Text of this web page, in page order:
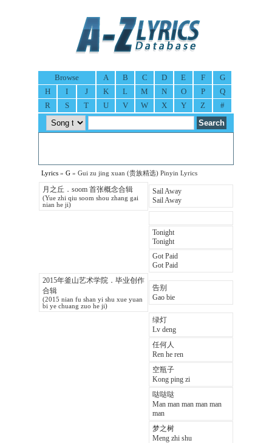
Browse A B C D E F
G
H
I J K L M N O P
Q
R
S T U V W X Y Z #
Lyrics » G » Gui zu jing xuan (贵族精选) Pinyin Lyrics
月之丘．soom 首张概念合辑
(Yue zhi qiu soom shou zhang gai
nian he ji)
Sail Away
Sail Away
Tonight
Tonight
Got Paid
Got Paid
2015年釜山艺术学院．毕业创作
合辑
(2015 nian fu shan yi shu xue yuan
bi ye chuang zuo he ji)
告别
Gao bie
绿灯
Lv deng
任何人
Ren he ren
空瓶子
Kong ping zi
哒哒哒
Man man man man man
man
梦之树
Meng zhi shu